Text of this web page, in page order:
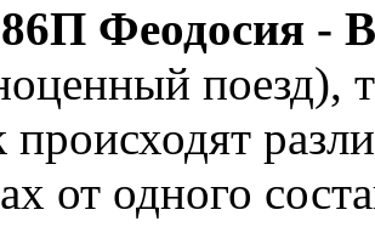
Феодосия -
поезд),
происходят
от одного